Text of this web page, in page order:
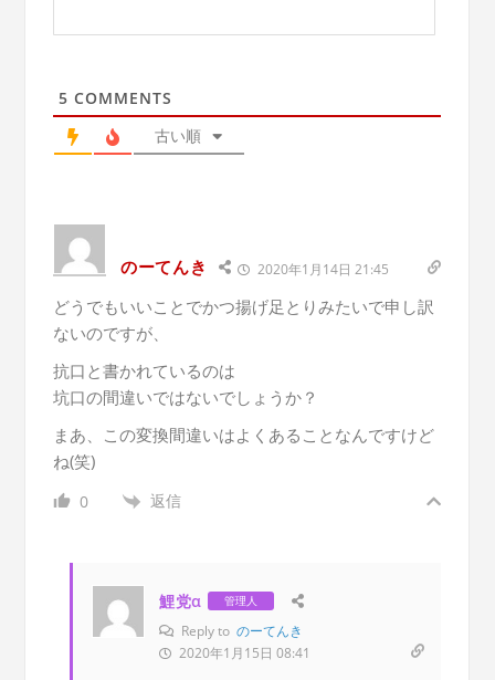
5 COMMENTS
古い順
のーてんき 2020年1月14日 21:45
どうでもいいことでかつ揚げ足とりみたいで申し訳
ないのですが、
抗口と書かれているのは
坑口の間違いではないでしょうか？
まあ、この変換間違いはよくあることなんですけど
ね(笑)
0 返信
鯉党α 管理人
Reply to のーてんき
2020年1月15日 08:41